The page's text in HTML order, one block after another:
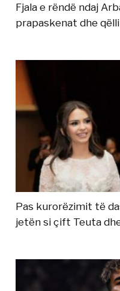
Fjala e rëndë ndaj
prapaskenat dhe
Pas kurorëzimit të
jetën si çift Teuta